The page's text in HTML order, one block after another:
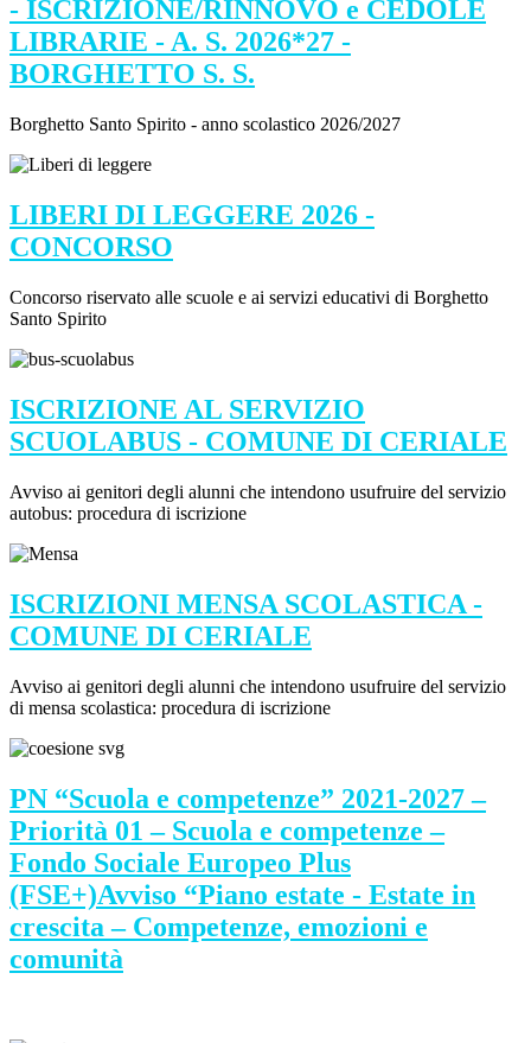
- ISCRIZIONE/RINNOVO e CEDOLE
LIBRARIE - A. S. 2026*27 -
BORGHETTO S. S.
Borghetto Santo Spirito - anno scolastico 2026/2027
LIBERI DI LEGGERE 2026 -
CONCORSO
Concorso riservato alle scuole e ai servizi educativi di Borghetto
Santo Spirito
ISCRIZIONE AL SERVIZIO
SCUOLABUS - COMUNE DI CERIALE
Avviso ai genitori degli alunni che intendono usufruire del servizio
autobus: procedura di iscrizione
ISCRIZIONI MENSA SCOLASTICA -
COMUNE DI CERIALE
Avviso ai genitori degli alunni che intendono usufruire del servizio
di mensa scolastica: procedura di iscrizione
PN “Scuola e competenze” 2021-2027 –
Priorità 01 – Scuola e competenze –
Fondo Sociale Europeo Plus
(FSE+)Avviso “Piano estate - Estate in
crescita – Competenze, emozioni e
comunità